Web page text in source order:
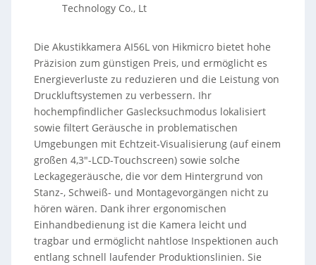
Technology Co., Lt
Die Akustikkamera AI56L von Hikmicro bietet hohe
Präzision zum günstigen Preis, und ermöglicht es
Energieverluste zu reduzieren und die Leistung von
Druckluftsystemen zu verbessern. Ihr
hochempfindlicher Gaslecksuchmodus lokalisiert
sowie filtert Geräusche in problematischen
Umgebungen mit Echtzeit-Visualisierung (auf einem
großen 4,3″-LCD-Touchscreen) sowie solche
Leckagegeräusche, die vor dem Hintergrund von
Stanz-, Schweiß- und Montagevorgängen nicht zu
hören wären. Dank ihrer ergonomischen
Einhandbedienung ist die Kamera leicht und
tragbar und ermöglicht nahtlose Inspektionen auch
entlang schnell laufender Produktionslinien. Sie